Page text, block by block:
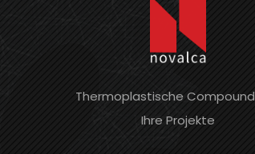
Thermoplastische
Ihre Projekte